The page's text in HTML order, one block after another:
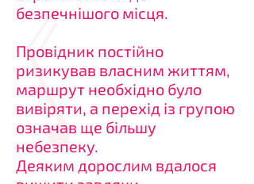
безпечнішого місця.
Провідник постійно
ризикував власним життям,
маршрут необхідно було
вивіряти, а перехід із групою
означав ще більшу
небезпеку.
Деяким дорослим вдалося